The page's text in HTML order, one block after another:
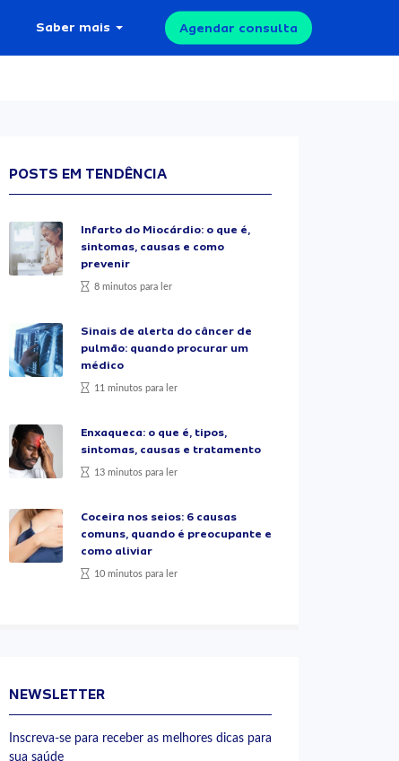
Saber mais Agendar consulta
POSTS EM TENDÊNCIA
Infarto do Miocárdio: o que é,
sintomas, causas e como
prevenir
8 minutos para ler
Sinais de alerta do câncer de
pulmão: quando procurar um
médico
11 minutos para ler
Enxaqueca: o que é, tipos,
sintomas, causas e tratamento
13 minutos para ler
Coceira nos seios: 6 causas
comuns, quando é preocupante e
como aliviar
10 minutos para ler
NEWSLETTER
Inscreva-se para receber as melhores dicas para
sua saúde